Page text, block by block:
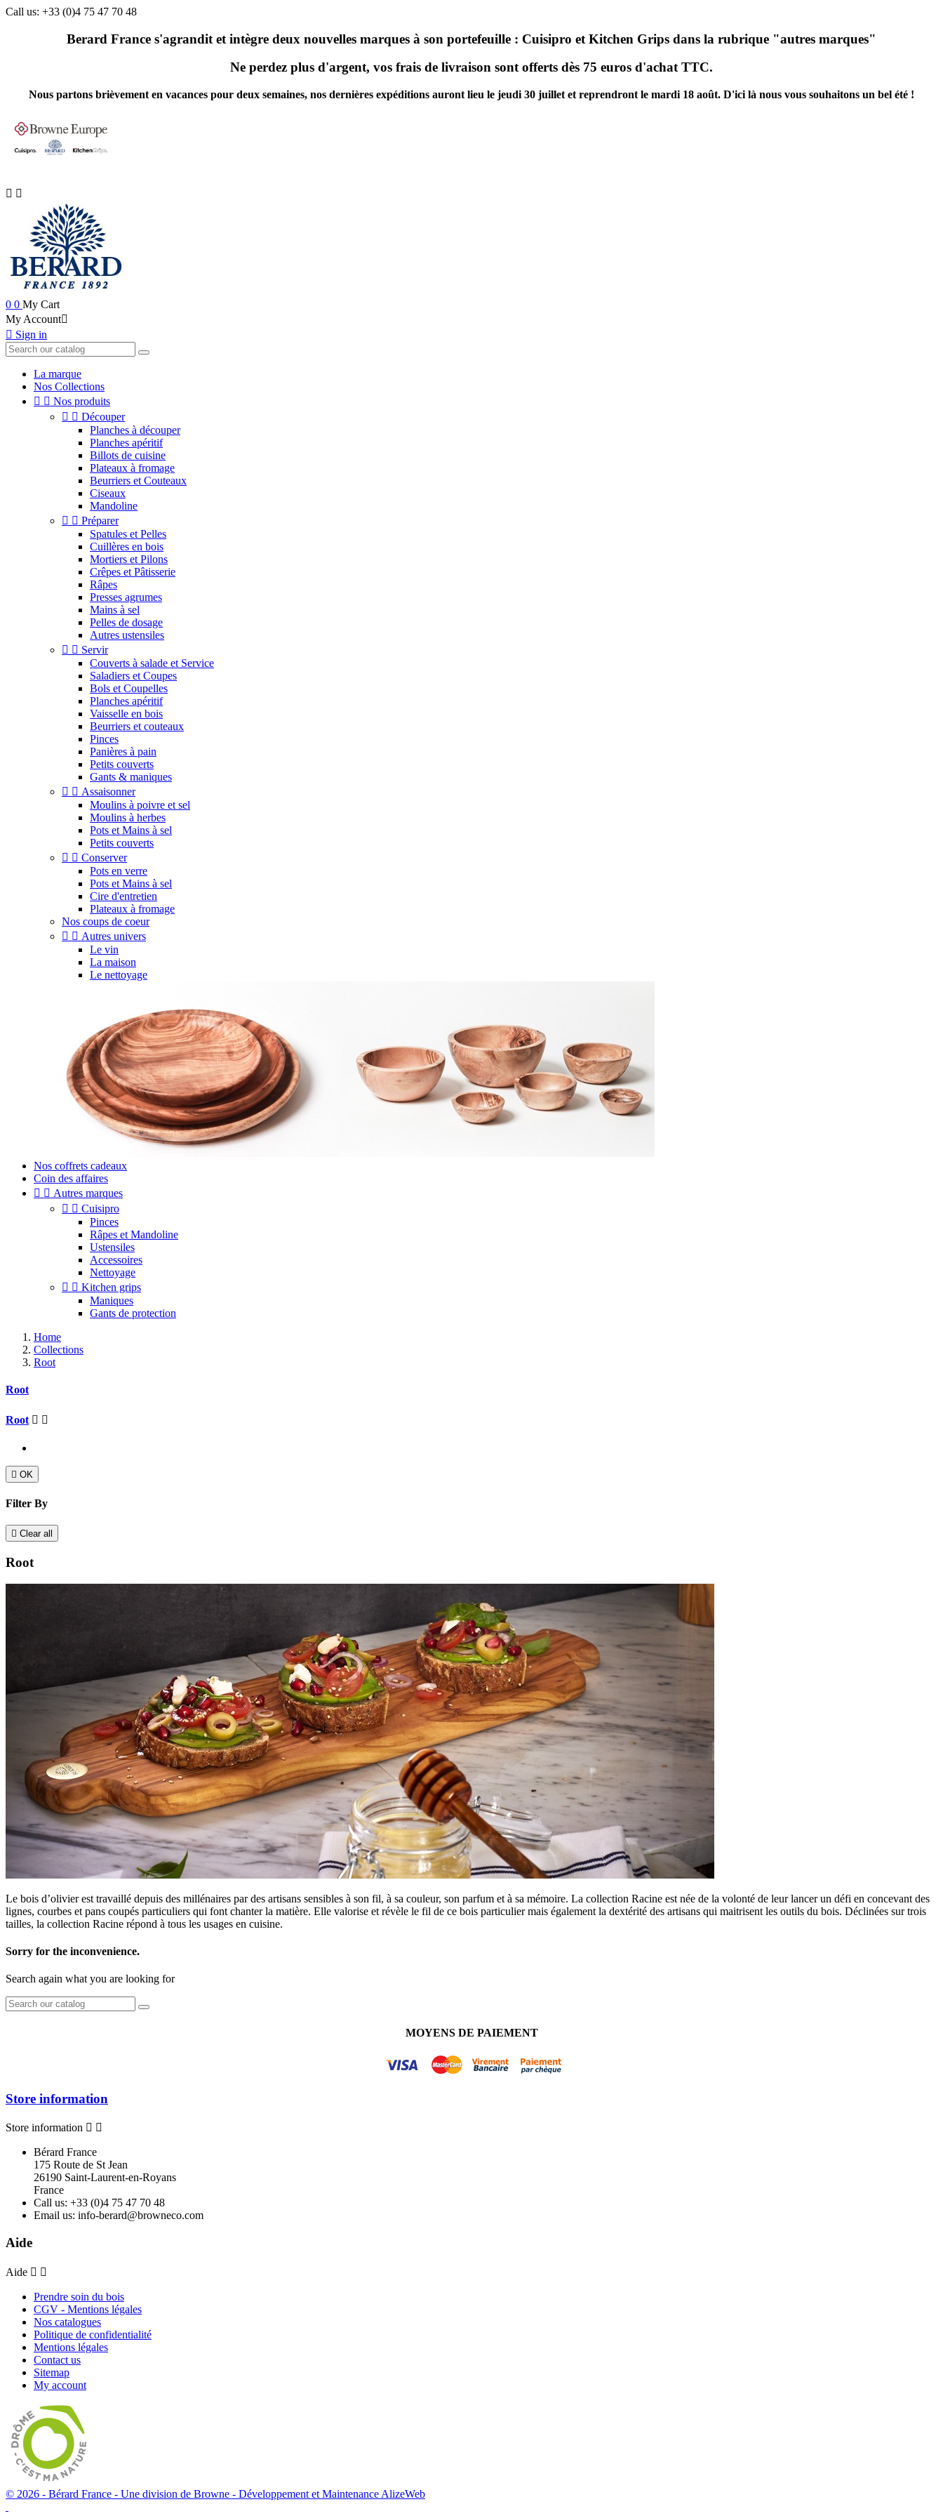
Call us: +33 (0)4 75 47 70 48
Berard France s'agrandit et intègre deux nouvelles marques à son portefeuille : Cuisipro et Kitchen Grips dans la rubrique "autres marques"
Ne perdez plus d'argent, vos frais de livraison sont offerts dès 75 euros d'achat TTC.
Nous partons brièvement en vacances pour deux semaines, nos dernières expéditions auront lieu le jeudi 30 juillet et reprendront le mardi 18 août. D'ici là nous vous souhaitons un bel été !
 
0 0 My Cart
My Account
 Sign in
La marque
Nos Collections
  Nos produits
  Découper
Planches à découper
Planches apéritif
Billots de cuisine
Plateaux à fromage
Beurriers et Couteaux
Ciseaux
Mandoline
  Préparer
Spatules et Pelles
Cuillères en bois
Mortiers et Pilons
Crêpes et Pâtisserie
Râpes
Presses agrumes
Mains à sel
Pelles de dosage
Autres ustensiles
  Servir
Couverts à salade et Service
Saladiers et Coupes
Bols et Coupelles
Planches apéritif
Vaisselle en bois
Beurriers et couteaux
Pinces
Panières à pain
Petits couverts
Gants & maniques
  Assaisonner
Moulins à poivre et sel
Moulins à herbes
Pots et Mains à sel
Petits couverts
  Conserver
Pots en verre
Pots et Mains à sel
Cire d'entretien
Plateaux à fromage
Nos coups de coeur
  Autres univers
Le vin
La maison
Le nettoyage
Nos coffrets cadeaux
Coin des affaires
  Autres marques
  Cuisipro
Pinces
Râpes et Mandoline
Ustensiles
Accessoires
Nettoyage
  Kitchen grips
Maniques
Gants de protection
Home
Collections
Root
Root
Root  
 OK
Filter By
 Clear all
Root
Le bois d’olivier est travaillé depuis des millénaires par des artisans sensibles à son fil, à sa couleur, son parfum et à sa mémoire. La collection Racine est née de la volonté de leur lancer un défi en concevant des
lignes, courbes et pans coupés particuliers qui font chanter la matière. Elle valorise et révèle le fil de ce bois particulier mais également la dextérité des artisans qui maitrisent les outils du bois. Déclinées sur trois
tailles, la collection Racine répond à tous les usages en cuisine.
Sorry for the inconvenience.
Search again what you are looking for
MOYENS DE PAIEMENT
Store information
Store information  
Bérard France
175 Route de St Jean
26190 Saint-Laurent-en-Royans
France
Call us: +33 (0)4 75 47 70 48
Email us: info-berard@browneco.com
Aide
Aide  
Prendre soin du bois
CGV - Mentions légales
Nos catalogues
Politique de confidentialité
Mentions légales
Contact us
Sitemap
My account
© 2026 - Bérard France - Une division de Browne - Développement et Maintenance AlizeWeb